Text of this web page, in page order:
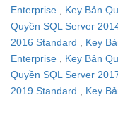
Enterprise
Key Bản
Quyền SQL Server
2016 Standard
Key
Enterprise
Key Bản
Quyền SQL Server
2019 Standard
Key